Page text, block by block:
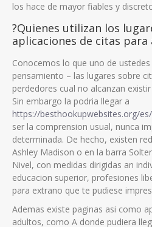
los hace de mayor fiables y
?Quienes utilizan los
aplicaciones de citas para
Conocemos lo que uno de
pensamiento – las lugares sobre
perdedores cual no alcanzan
Sin embargo la podri­a llegar a
https://besthookupwebsites.org/
ser la comprension usual, nunca
determinada. De hecho, existen
Ashley Madison o en la barra
Nivel, con medidas dirigidas an
educacion superior, profesiones
para extrano que te pudiese
Ademas existe paginas asi­ como
adultos, como A donde pudiera